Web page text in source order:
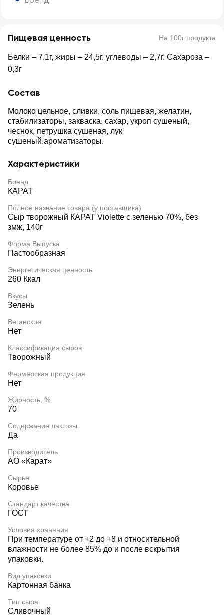
Пищевая ценность На 100г продукта
Белки – 7,1г, жиры – 24,5г, углеводы – 2,7г. Сахароза –
0,3г
Состав
Молоко цельное, сливки, соль пищевая, желатин,
стабилизаторы, закваска, сахар, укроп сушеный,
чеснок, петрушка сушеная, лук
сушеный,ароматизаторы.
Характеристики
Бренд
КАРАТ
Полное название товара (у поставщика)
Сыр творожный КАРАТ Violette с зеленью 70%, без
змж, 140г
Форма Выпуска
Пастообразная
Энергетическая ценность
260 Ккал
Вкусы
Зелень
Веганское
Нет
Классификация сыров
Творожный
Фермерская продукция
Нет
Жирность, %
70
Содержание лактозы
Да
Производитель
АО «Карат»
Сырье
Коровье
Стандарт качества
ГОСТ
Условия хранения
При температуре от +2 до +8 и относительной
влажности не более 85% до и после вскрытия
упаковки.
Вид упаковки
Картонная банка
Тип сыра
Сливочный